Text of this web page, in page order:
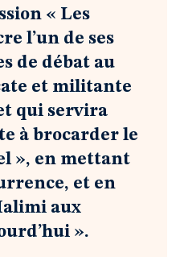
« Les
l’un de ses
de débat au
et militante
qui servira
à brocarder le
», en mettant
et en
aux
».